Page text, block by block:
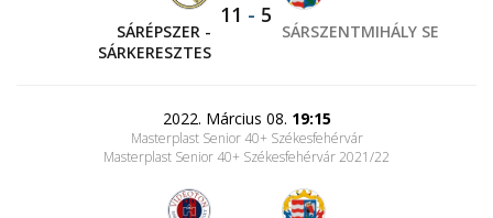
SÁRÉPSZER -
SÁRKERESZTES
11 - 5
SÁRSZENTMIHÁLY SE
2022. Március 08. 19:15
Masterplast Senior 40+ Székesfehérvár
Masterplast Senior 40+ Székesfehérvár 2021/22